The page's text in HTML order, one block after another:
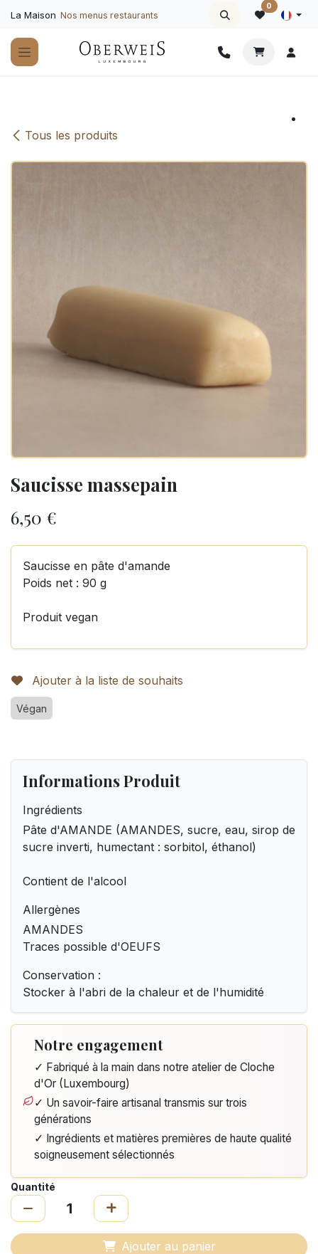
La Maison Nos menus restaurants
0
Tous les produits
Saucisse massepain
6,50 €
Saucisse en pâte d'amande
Poids net : 90 g
Produit vegan
Ajouter à la liste de souhaits
Végan
Informations Produit
Ingrédients
Pâte d'AMANDE (AMANDES, sucre, eau, sirop de
sucre inverti, humectant : sorbitol, éthanol)
Contient de l'alcool
Allergènes
AMANDES
Traces possible d'OEUFS
Conservation :
Stocker à l'abri de la chaleur et de l'humidité
Notre engagement
✓ Fabriqué à la main dans notre atelier de Cloche
d'Or (Luxembourg)
✓ Un savoir-faire artisanal transmis sur trois
générations
✓ Ingrédients et matières premières de haute qualité
soigneusement sélectionnés
Quantité
Ajouter au panier